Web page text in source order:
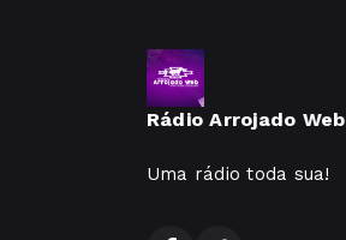
Rádio Arrojado
Uma rádio toda sua!